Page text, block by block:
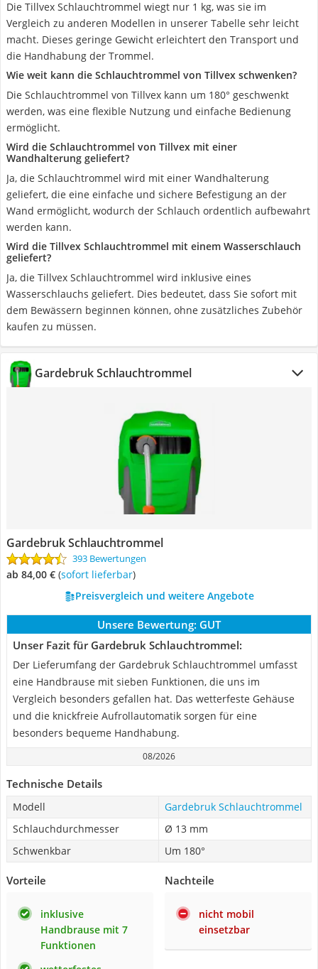
Die Tillvex Schlauchtrommel wiegt nur 1 kg, was sie im
Vergleich zu anderen Modellen in unserer Tabelle sehr leicht
macht. Dieses geringe Gewicht erleichtert den Transport und
die Handhabung der Trommel.
Wie weit kann die Schlauchtrommel von Tillvex schwenken?
Die Schlauchtrommel von Tillvex kann um 180° geschwenkt
werden, was eine flexible Nutzung und einfache Bedienung
ermöglicht.
Wird die Schlauchtrommel von Tillvex mit einer
Wandhalterung geliefert?
Ja, die Schlauchtrommel wird mit einer Wandhalterung
geliefert, die eine einfache und sichere Befestigung an der
Wand ermöglicht, wodurch der Schlauch ordentlich aufbewahrt
werden kann.
Wird die Tillvex Schlauchtrommel mit einem Wasserschlauch
geliefert?
Ja, die Tillvex Schlauchtrommel wird inklusive eines
Wasserschlauchs geliefert. Dies bedeutet, dass Sie sofort mit
dem Bewässern beginnen können, ohne zusätzliches Zubehör
kaufen zu müssen.
Gardebruk Schlauchtrommel
Gardebruk Schlauchtrommel
393 Bewertungen
ab 84,00 € ( Sofort lieferbar)
Preisvergleich und weitere Angebote
Unsere Bewertung: GUT
Unser Fazit für Gardebruk Schlauchtrommel:
Der Lieferumfang der Gardebruk Schlauchtrommel umfasst
eine Handbrause mit sieben Funktionen, die uns im
Vergleich besonders gefallen hat. Das wetterfeste Gehäuse
und die knickfreie Aufrollautomatik sorgen für eine
besonders bequeme Handhabung.
08/2026
Technische Details
Modell
Gardebruk Schlauchtrommel
Schlauchdurchmesser
Ø 13 mm
Schwenkbar
Um 180°
Vorteile
inklusive
Handbrause mit 7
Funktionen
Nachteile
nicht mobil
einsetzbar